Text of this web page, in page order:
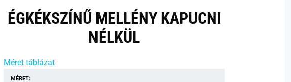
ÉGKÉKSZÍNŰ MELLÉNY KAPUCNI
NÉLKÜL
Méret táblázat
MÉRET: